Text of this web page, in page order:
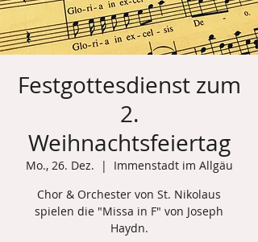
Festgottesdienst zum
2.
Weihnachtsfeiertag
Mo., 26. Dez.
  |
Immenstadt im Allgäu
Chor & Orchester von St. Nikolaus
spielen die "Missa in F" von Joseph
Haydn.